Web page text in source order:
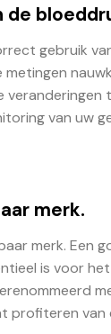
de
gebruik
veranderingen
van uw
merk.
merk. Een
is voor
profiteren van